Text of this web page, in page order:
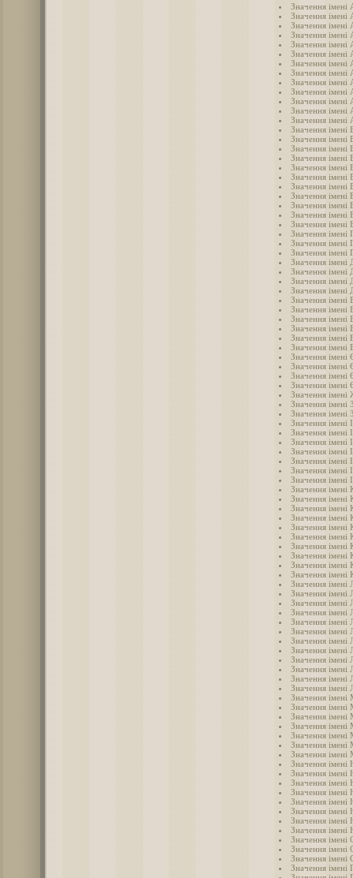
Значення імені
Значення імені
Значення імені
Значення імені
Значення імені
Значення імені
Значення імені
Значення імені
Значення імені
Значення імені
Значення імені
Значення імені
Значення імені
Значення імені
Значення імені
Значення імені
Значення імені
Значення імені
Значення імені
Значення імені
Значення імені
Значення імені
Значення імені
Значення імені
Значення імені
Значення імені
Значення імені
Значення імені
Значення імені
Значення імені
Значення імені
Значення імені
Значення імені
Значення імені
Значення імені
Значення імені
Значення імені
Значення імені
Значення імені
Значення імені
Значення імені
Значення імені
Значення імені
Значення імені
Значення імені
Значення імені
Значення імені
Значення імені
Значення імені
Значення імені
Значення імені
Значення імені
Значення імені
Значення імені
Значення імені
Значення імені
Значення імені
Значення імені
Значення імені
Значення імені
Значення імені
Значення імені
Значення імені
Значення імені
Значення імені
Значення імені
Значення імені
Значення імені
Значення імені
Значення імені
Значення імені
Значення імені
Значення імені
Значення імені
Значення імені
Значення імені
Значення імені
Значення імені
Значення імені
Значення імені
Значення імені
Значення імені
Значення імені
Значення імені
Значення імені
Значення імені
Значення імені
Значення імені
Значення імені
Значення імені
Значення імені
Значення імені